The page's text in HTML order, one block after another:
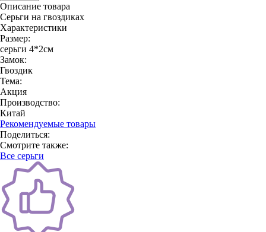
Описание товара
Серьги на гвоздиках
Характеристики
Размер:
серьги 4*2см
Замок:
Гвоздик
Тема:
Акция
Производство:
Китай
Рекомендуемые товары
Поделиться:
Смотрите также:
Все серьги